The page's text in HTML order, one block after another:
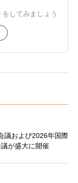
してみましょう
議および2026年国際
が盛大に開催